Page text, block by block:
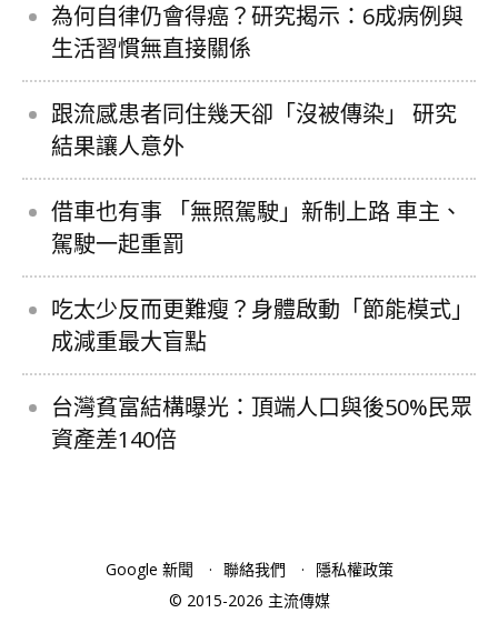
為何自律仍會得癌？研究揭示：6成病例與
生活習慣無直接關係
跟流感患者同住幾天卻「沒被傳染」 研究
結果讓人意外
借車也有事 「無照駕駛」新制上路 車主、
駕駛一起重罰
吃太少反而更難瘦？身體啟動「節能模式」
成減重最大盲點
台灣貧富結構曝光：頂端人口與後50%民眾
資產差140倍
Google 新聞 聯絡我們
隱私權政策
© 2015-2026 主流傳媒